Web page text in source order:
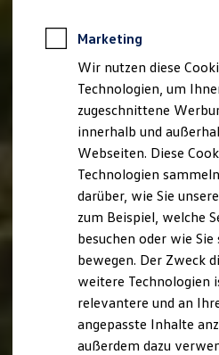
Rekuperation
Laden unterwegs
Laden Zuhause
Ladestationen
Batterie
Sicherheit
Nachhaltigkeit
Technologie
Kosten und Kauf
Verbrauchskosten
Kaufoptionen
E-Auto-Förderung
Software und
Die ID. Software 6
ID. Software
Digitale Extras
Schnittstellen zu
Marketing
Wir nutzen diese
Technologien, um
zugeschnittene
innerhalb und
Webseiten. Diese
Technologien
darüber, wie Sie
zum Beispiel, welche
besuchen oder wie Sie
bewegen. Der Zweck
weitere Technologien
relevantere und an
angepasste Inhalte
außerdem dazu